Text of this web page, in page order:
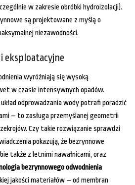
w zakresie obróbki hydroizolacji).
są projektowane z myślą o
niezawodności.
eksploatacyjne
wyróżniają się wysoką
w czasie intensywnych opadów.
odprowadzania wody potrafi poradzić
– to zasługa przemyślanej geometrii
Czy takie rozwiązanie sprawdzi
pokazują, że bezrynnowe
także z letnimi nawałnicami, oraz
bezrynnowego odwodnienia
jakości materiałów – od membran